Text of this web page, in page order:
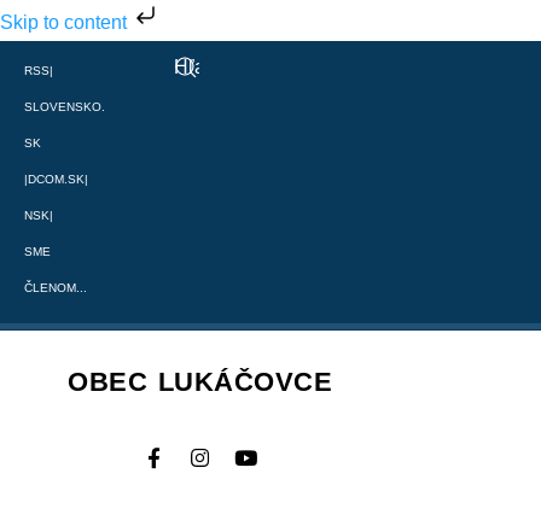
Skip to content
RSS|
SLOVENSKO.
SK
|DCOM.SK|
NSK|
SME
ČLENOM...
OBEC LUKÁČOVCE